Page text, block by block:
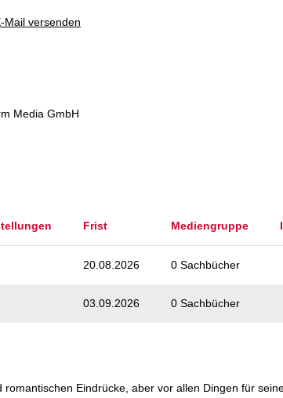
Mail versenden
Media GmbH
Frist Mediengruppe
20.08.2026 0 Sachbücher
03.09.2026 0 Sachbücher
Eindrücke, aber vor allen Dingen für